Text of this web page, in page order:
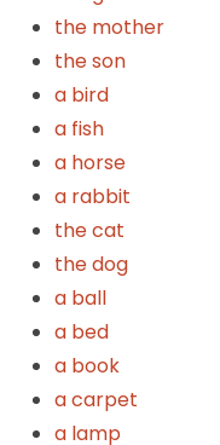
the mother
the son
a bird
a fish
a horse
a rabbit
the cat
the dog
a ball
a bed
a book
a carpet
a lamp